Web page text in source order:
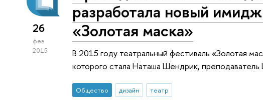
26
фев
2015
разработала новый
«Золотая маска»
В 2015 году театральный фестиваль «Золотая
которого стала Наташа Шендрик,
Общество дизайн театр